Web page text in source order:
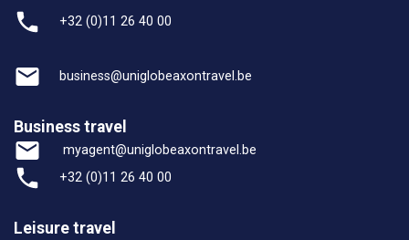
+32 (0)11 26 40 00
business@uniglobeaxontravel.be
Business travel
myagent@uniglobeaxontravel.be
+32 (0)11 26 40 00
Leisure travel